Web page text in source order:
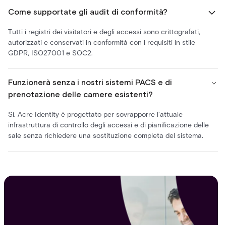
Come supportate gli audit di conformità?
Tutti i registri dei visitatori e degli accessi sono crittografati,
autorizzati e conservati in conformità con i requisiti in stile
GDPR, ISO27001 e SOC2.
Funzionerà senza i nostri sistemi PACS e di
prenotazione delle camere esistenti?
Sì. Acre Identity è progettato per sovrapporre l'attuale
infrastruttura di controllo degli accessi e di pianificazione delle
sale senza richiedere una sostituzione completa del sistema.